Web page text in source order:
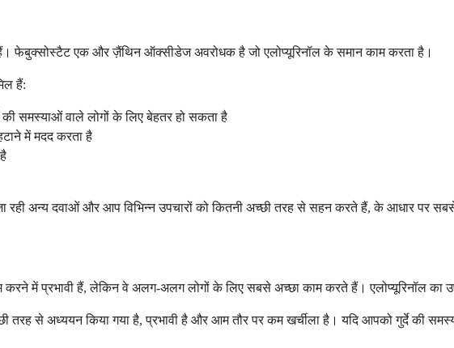
फेबुक्सोस्टैट एक और ज़ैंथिन ऑक्सीडेज अवरोधक है जो एलोप्यूरिनॉल के समान काम करता है।
हैं:
समस्याओं वाले लोगों के लिए बेहतर हो सकता है
में मदद करता है
अन्य दवाओं और आप विभिन्न उपचारों को कितनी अच्छी तरह से सहन करते हैं, के आधार पर सबसे
करने में प्रभावी हैं, लेकिन वे अलग-अलग लोगों के लिए सबसे अच्छा काम करते हैं। एलोप्यूरिनॉल
तरह से अध्ययन किया गया है, प्रभावी है और आम तौर पर कम खर्चीला है। यदि आपको गुर्दे की